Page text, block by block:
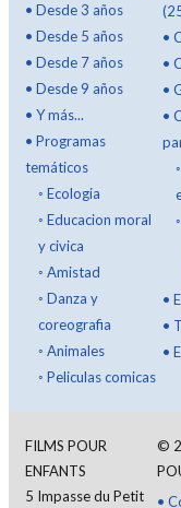
• Desde 3 años
• Desde 5 años
• Desde 7 años
• Desde 9 años
• Y más...
• Programas
temáticos
◦ Ecologia
◦ Educacion moral
y civica
◦ Amistad
◦ Danza y
coreografia
◦ Animales
◦ Peliculas comicas
•
•
•
•
◦
◦
•
•
•
FILMS POUR
ENFANTS
5 Impasse du Petit
©
•